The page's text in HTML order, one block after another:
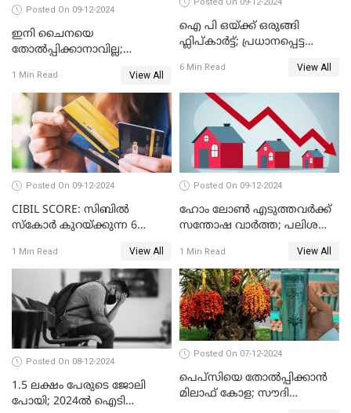
Posted On 09-12-2024
ഇനി ചൈനയെ
തോൽപ്പിക്കാനാവില്ല;
അമേരിക്കയേയും ഞെട്ടിച്ച്
ചൈനീസ് കാറുകൾ
1 Min Read View All
ഐ പി ഒയ്ക്ക് ഒരുങ്ങി
ഫ്ലിപ്കാർട്ട്; പ്രധാനപ്പെട്ട
6 Min Read View All
Posted On 09-12-2024
CIBIL SCORE: സിബിൽ
സ്കോർ കുറയ്ക്കുന്ന 6
1 Min Read View All
Posted On 09-12-2024
ഹോം ലോൺ എടുത്തവർക്ക്
സന്തോഷ വാർത്ത; പലിശ
1 Min Read View All
Posted On 08-12-2024
1.5 ലക്ഷം പേരുടെ ജോലി
പോയി; 2024ൽ ഐടി
Posted On 07-12-2024
പെപ്സിയെ തോൽപ്പിക്കാൻ
മിലാഫ് കോള; സൗദി